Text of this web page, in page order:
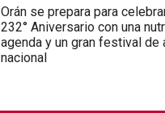
Orán se prepara para
232° Aniversario con una
agenda y un gran festival de
nacional